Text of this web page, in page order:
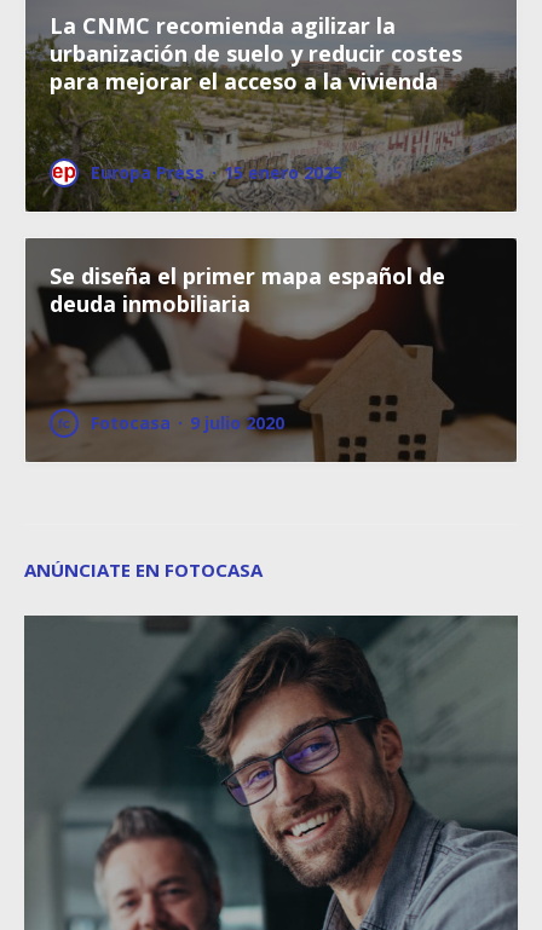
La CNMC recomienda agilizar la
urbanización de suelo y reducir costes
para mejorar el acceso a la vivienda
Europa Press · 15 enero 2025
Se diseña el primer mapa español de
deuda inmobiliaria
Fotocasa · 9 julio 2020
ANÚNCIATE EN FOTOCASA